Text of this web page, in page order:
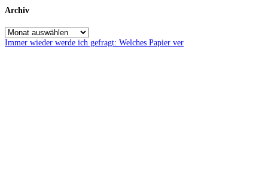
Archiv
Immer wieder werde ich gefragt: Welches Papier ver